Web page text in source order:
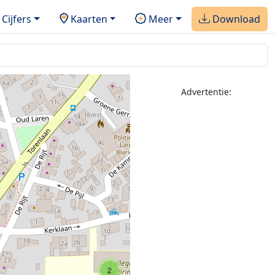
Cijfers Kaarten Meer Download
2
Advertentie: